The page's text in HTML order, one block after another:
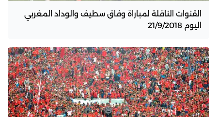
القنوات الناقلة لمباراة وفاق سطيف والوداد المغربي
اليوم 21/9/2018